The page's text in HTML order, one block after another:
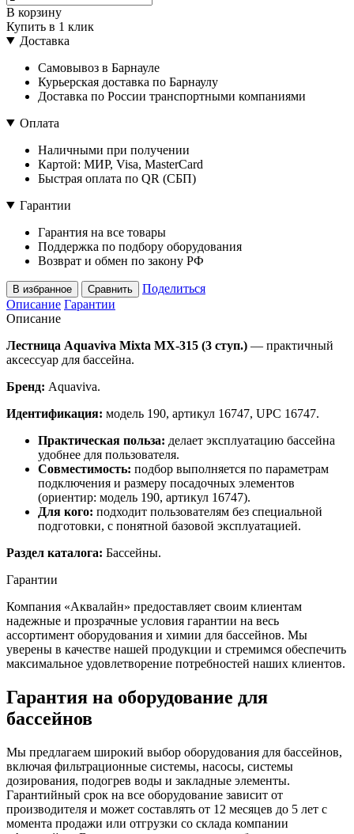
В корзину
Купить в 1 клик
Доставка
Самовывоз в Барнауле
Курьерская доставка по Барнаулу
Доставка по России транспортными компаниями
Оплата
Наличными при получении
Картой: МИР, Visa, MasterCard
Быстрая оплата по QR (СБП)
Гарантии
Гарантия на все товары
Поддержка по подбору оборудования
Возврат и обмен по закону РФ
В избранное Сравнить
Поделиться
Описание Гарантии
Описание
Лестница Aquaviva Mixta MX-315 (3 ступ.) — практичный
аксессуар для бассейна.
Бренд: Aquaviva.
Идентификация: модель 190, артикул 16747, UPC 16747.
Практическая польза: делает эксплуатацию бассейна
удобнее для пользователя.
Совместимость: подбор выполняется по параметрам
подключения и размеру посадочных элементов
(ориентир: модель 190, артикул 16747).
Для кого: подходит пользователям без специальной
подготовки, с понятной базовой эксплуатацией.
Раздел каталога: Бассейны.
Гарантии
Компания «Аквалайн» предоставляет своим клиентам
надежные и прозрачные условия гарантии на весь
ассортимент оборудования и химии для бассейнов. Мы
уверены в качестве нашей продукции и стремимся обеспечить
максимальное удовлетворение потребностей наших клиентов.
Гарантия на оборудование для
бассейнов
Мы предлагаем широкий выбор оборудования для бассейнов,
включая фильтрационные системы, насосы, системы
дозирования, подогрев воды и закладные элементы.
Гарантийный срок на все оборудование зависит от
производителя и может составлять от 12 месяцев до 5 лет с
момента продажи или отгрузки со склада компании